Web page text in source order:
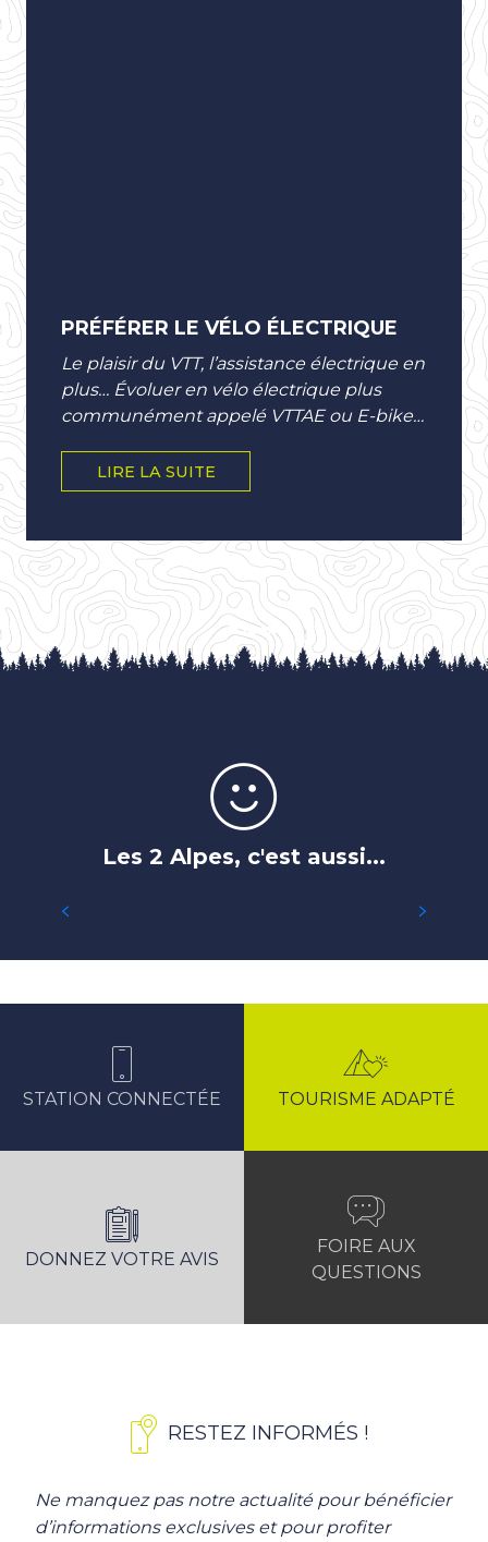
PRÉFÉRER LE VÉLO ÉLECTRIQUE
Le plaisir du VTT, l’assistance électrique en
plus… Évoluer en vélo électrique plus
communément appelé VTTAE ou E-bike
paysages...
LIRE LA SUITE
Les 2 Alpes, c'est aussi...
STATION CONNECTÉE TOURISME ADAPTÉ
DONNEZ VOTRE AVIS
FOIRE AUX
QUESTIONS
RESTEZ INFORMÉS !
Ne manquez pas notre actualité pour bénéficier
d’informations exclusives et pour profiter